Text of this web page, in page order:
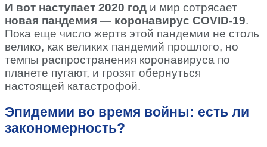
И вот наступает 2020 год и мир сотрясает
новая пандемия — коронавирус COVID-19.
Пока еще число жертв этой пандемии не столь
велико, как великих пандемий прошлого, но
темпы распространения коронавируса по
планете пугают, и грозят обернуться
настоящей катастрофой.
Эпидемии во время войны: есть ли
закономерность?